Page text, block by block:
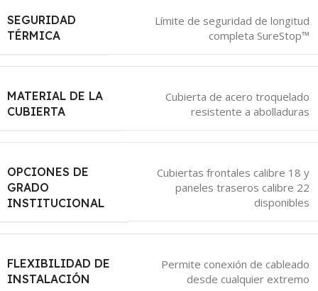
SEGURIDAD
TÉRMICA
Límite de seguridad de longitud
completa SureStop™
MATERIAL DE LA
CUBIERTA
Cubierta de acero troquelado
resistente a abolladuras
OPCIONES DE
GRADO
INSTITUCIONAL
Cubiertas frontales calibre 18 y
paneles traseros calibre 22
disponibles
FLEXIBILIDAD DE
INSTALACIÓN
Permite conexión de cableado
desde cualquier extremo